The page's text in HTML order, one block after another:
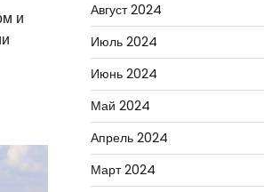
и
Август 2024
Июль 2024
Июнь 2024
Май 2024
Апрель 2024
Март 2024